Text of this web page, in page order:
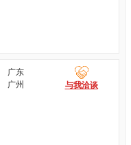
广东
广州
与我洽谈